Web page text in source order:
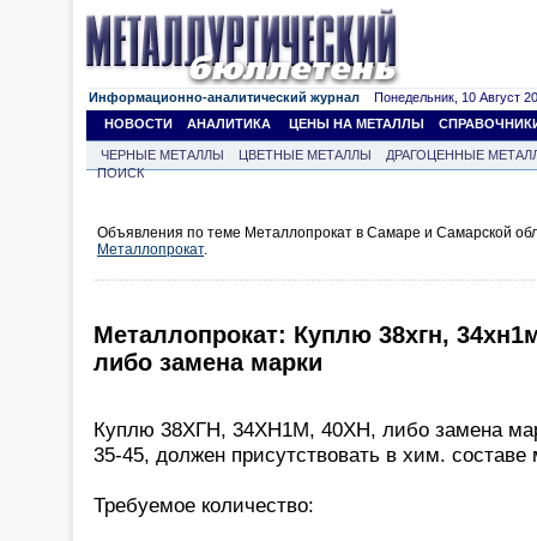
Информационно-аналитический журнал Понедельник, 10 Август
НОВОСТИ
АНАЛИТИКА ЦЕНЫ НА МЕТАЛЛЫ
ЧЕРНЫЕ МЕТАЛЛЫ ЦВЕТНЫЕ МЕТАЛЛЫ
ДРАГОЦЕННЫЕ
ПОИСК
Объявления по теме Металлопрокат в Самаре и Самарской
Металлопрокат.
Металлопрокат: Куплю 38хгн,
либо замена марки
Куплю 38ХГН, 34ХН1М, 40ХН, либо замена
35-45, должен присутствовать в хим.
Требуемое количество: